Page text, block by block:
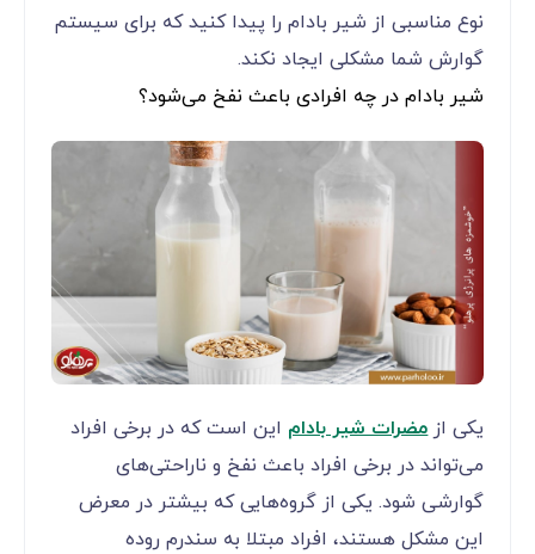
نوع مناسبی از شیر بادام را پیدا کنید که برای سیستم
گوارش شما مشکلی ایجاد نکند.
شیر بادام در چه افرادی باعث نفخ می‌شود؟
یکی ازمضرات شیر بادام این است که در برخی افراد
می‌تواند در برخی افراد باعث نفخ و ناراحتی‌های
گوارشی شود. یکی از گروه‌هایی که بیشتر در معرض
این مشکل هستند، افراد مبتلا به سندرم روده